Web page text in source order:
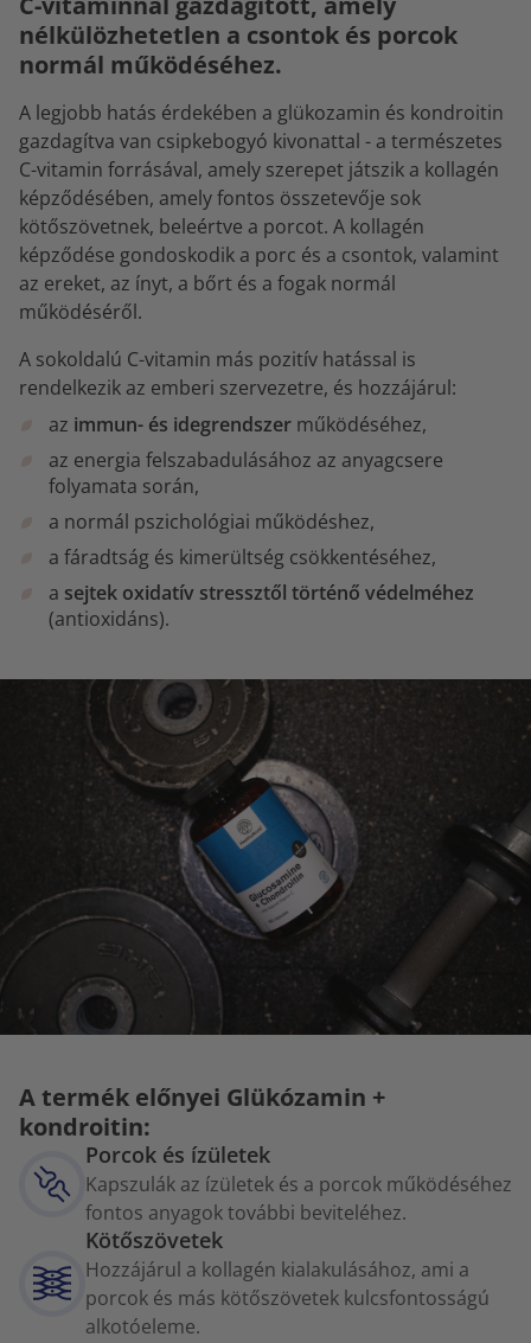
nélkülözhetetlen a csontok és porcok
normál működéséhez.
A legjobb hatás érdekében a glükozamin és kondroitin
gazdagítva van csipkebogyó kivonattal - a természetes
C-vitamin forrásával, amely szerepet játszik a kollagén
képződésében, amely fontos összetevője sok
kötőszövetnek, beleértve a porcot. A kollagén
képződése gondoskodik a porc és a csontok, valamint
az ereket, az ínyt, a bőrt és a fogak normál
működéséről.
A sokoldalú C-vitamin más pozitív hatással is
rendelkezik az emberi szervezetre, és hozzájárul:
az immun- és idegrendszer működéséhez,
az energia felszabadulásához az anyagcsere
folyamata során,
a normál pszichológiai működéshez,
a fáradtság és kimerültség csökkentéséhez,
a sejtek oxidatív stressztől történő védelméhez
(antioxidáns).
A termék előnyei Glükózamin +
kondroitin:
Porcok és ízületek
Kapszulák az ízületek és a porcok működéséhez
fontos anyagok további beviteléhez.
Kötőszövetek
Hozzájárul a kollagén kialakulásához, ami a
porcok és más kötőszövetek kulcsfontosságú
alkotóeleme.